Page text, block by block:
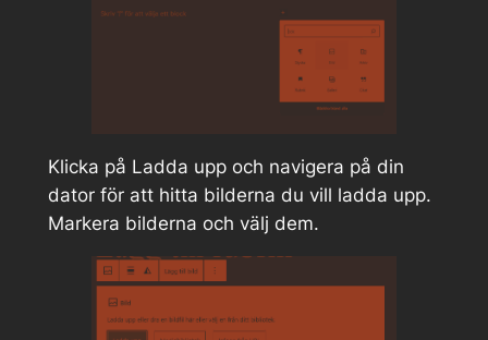
Klicka på Ladda upp och navigera på din
dator för att hitta bilderna du vill ladda upp.
Markera bilderna och välj dem.